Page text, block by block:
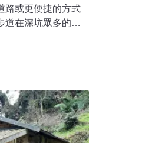
路或更便捷的方式
道在深坑眾多的古
，古道恢復了往
已被換上制式規
崙腳」及「炮子
，是昔日山上居民
必經之路，所以又
鄉差距的現實，在